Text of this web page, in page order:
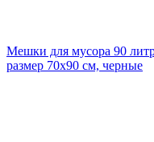
Мешки для мусора 90
размер 70х90 см, черные